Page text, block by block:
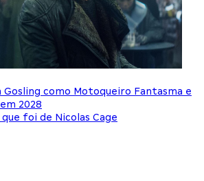
Gosling como Motoqueiro Fantasma e
2028
foi de Nicolas Cage